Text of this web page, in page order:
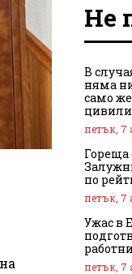
Не
В
няма
само
петък, 7
Гореща
по
петък, 7
Ужас в
петък, 7